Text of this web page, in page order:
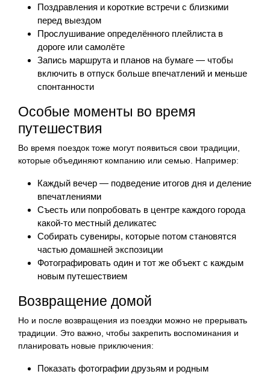
Поздравления и короткие встречи с близкими
перед выездом
Прослушивание определённого плейлиста в
дороге или самолёте
Запись маршрута и планов на бумаге — чтобы
включить в отпуск больше впечатлений и меньше
спонтанности
Особые моменты во время
путешествия
Во время поездок тоже могут появиться свои традиции,
которые объединяют компанию или семью. Например:
Каждый вечер — подведение итогов дня и деление
впечатлениями
Съесть или попробовать в центре каждого города
какой-то местный деликатес
Собирать сувениры, которые потом становятся
частью домашней экспозиции
Фотографировать один и тот же объект с каждым
новым путешествием
Возвращение домой
Но и после возвращения из поездки можно не прерывать
традиции. Это важно, чтобы закрепить воспоминания и
планировать новые приключения:
Показать фотографии друзьям и родным